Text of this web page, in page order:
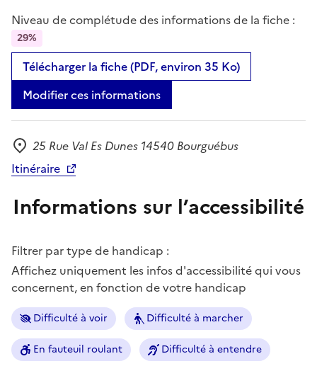
Niveau de complétude des informations de la fiche :
29%
Télécharger la fiche (PDF, environ 35 Ko)
Modifier ces informations
Adresse
25 Rue Val Es Dunes 14540 Bourguébus
Itinéraire
Informations sur l’accessibilité
Filtrer par type de handicap :
Affichez uniquement les infos d'accessibilité qui vous
concernent, en fonction de votre handicap
Difficulté à voir Difficulté à marcher
En fauteuil roulant Difficulté à entendre